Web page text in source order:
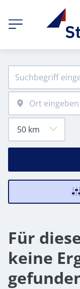
Für
keine